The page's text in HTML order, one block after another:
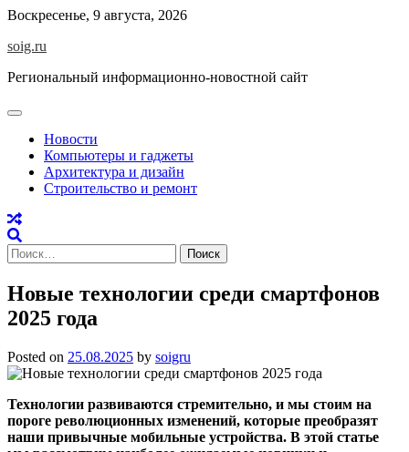
Skip
content
Воскресенье, 9 августа, 2026
soig.ru
Региональный информационно-новостной сайт
Новости
Компьютеры и гаджеты
Архитектура и дизайн
Строительство и ремонт
Найти:
Новые технологии среди смартфонов
2025 года
Posted on 25.08.2025 by soigru
Технологии развиваются стремительно, и мы стоим на
пороге революционных изменений, которые преобразят
наши привычные мобильные устройства. В этой статье